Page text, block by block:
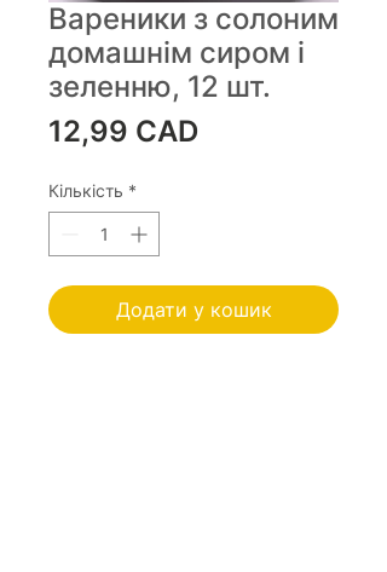
Вареники з солоним
домашнім сиром і
зеленню, 12 шт.
12,99 CAD
Кількість *
Додати у кошик